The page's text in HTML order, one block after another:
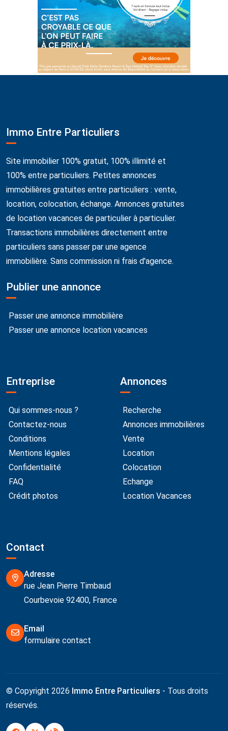
Immo Entre Particuliers
Site immobilier 100% gratuit, 100% illimité et
100% entre particuliers. Petites annonces
immobilières gratuites entre particuliers : vente,
location, colocation, échange. Annonces gratuites
de location vacances de particulier à particulier.
Transactions immobilières directement entre
particuliers sans passer par une agence
immobilière. Sans commission ni frais d'agence.
Publier une annonce
Passer une annonce immobilière
Passer une annonce location vacances
Entreprise
Qui sommes-nous ?
Contactez-nous
Conditions
Mentions légales
Confidentialité
FAQ
Crédit photos
Annonces
Recherche
Annonces immobilières
Vente
Location
Colocation
Echange
Location Vacances
Contact
Adresse
rue Jean Pierre Timbaud
Courbevoie 92400, France
Email
formulaire contact
© Copyright 2026 Immo Entre Particuliers - Tous droits
réservés.